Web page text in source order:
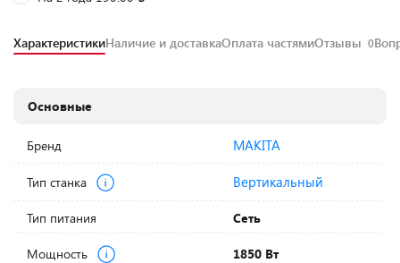
ХарактеристикиНаличие и доставкаОплата частямиОтзывы 0
Основные
Бренд MAKITA
Тип станка Вертикальный
Тип питания Сеть
Мощность 1850 Вт